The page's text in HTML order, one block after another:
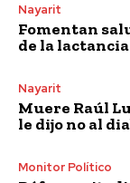
Nayarit
Fomentan
de la
Nayarit
Muere Raúl
le dijo no al
Monitor Político